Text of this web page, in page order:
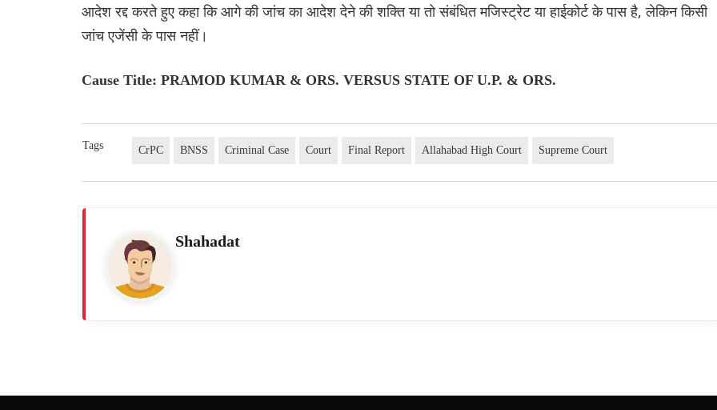
आदेश रद्द करते हुए कहा कि आगे की जांच का आदेश देने की शक्ति या तो संबंधित मजिस्ट्रेट या हाईकोर्ट के पास है, लेकिन किसी
जांच एजेंसी के पास नहीं।
Cause Title: PRAMOD KUMAR & ORS. VERSUS STATE OF U.P. & ORS.
Tags CrPC BNSS Criminal Case Court Final Report Allahabad High Court Supreme Court
Shahadat